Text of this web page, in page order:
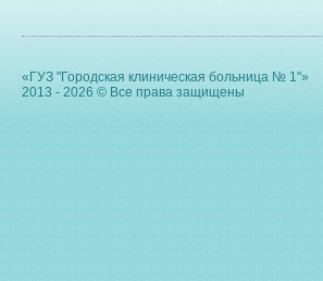
«ГУЗ "Городская клиническая больница № 1"»
2013 - 2026 © Все права защищены